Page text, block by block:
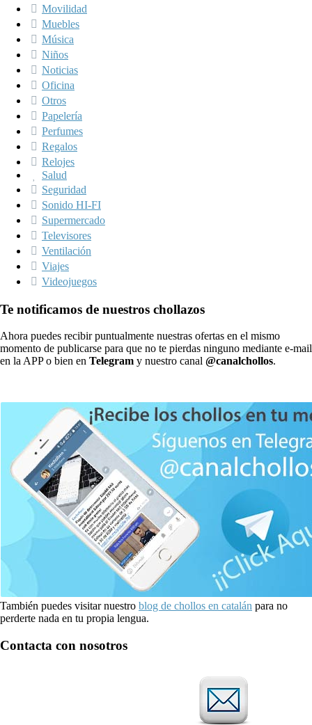
Movilidad
Muebles
Música
Niños
Noticias
Oficina
Otros
Papelería
Perfumes
Regalos
Relojes
Salud
Seguridad
Sonido HI-FI
Supermercado
Televisores
Ventilación
Viajes
Videojuegos
Te notificamos de nuestros chollazos
Ahora puedes recibir puntualmente nuestras ofertas en el mismo
momento de publicarse para que no te pierdas ninguno mediante e-mail
en la APP o bien en Telegram y nuestro canal @canalchollos.
También puedes visitar nuestro blog de chollos en catalán para no
perderte nada en tu propia lengua.
Contacta con nosotros